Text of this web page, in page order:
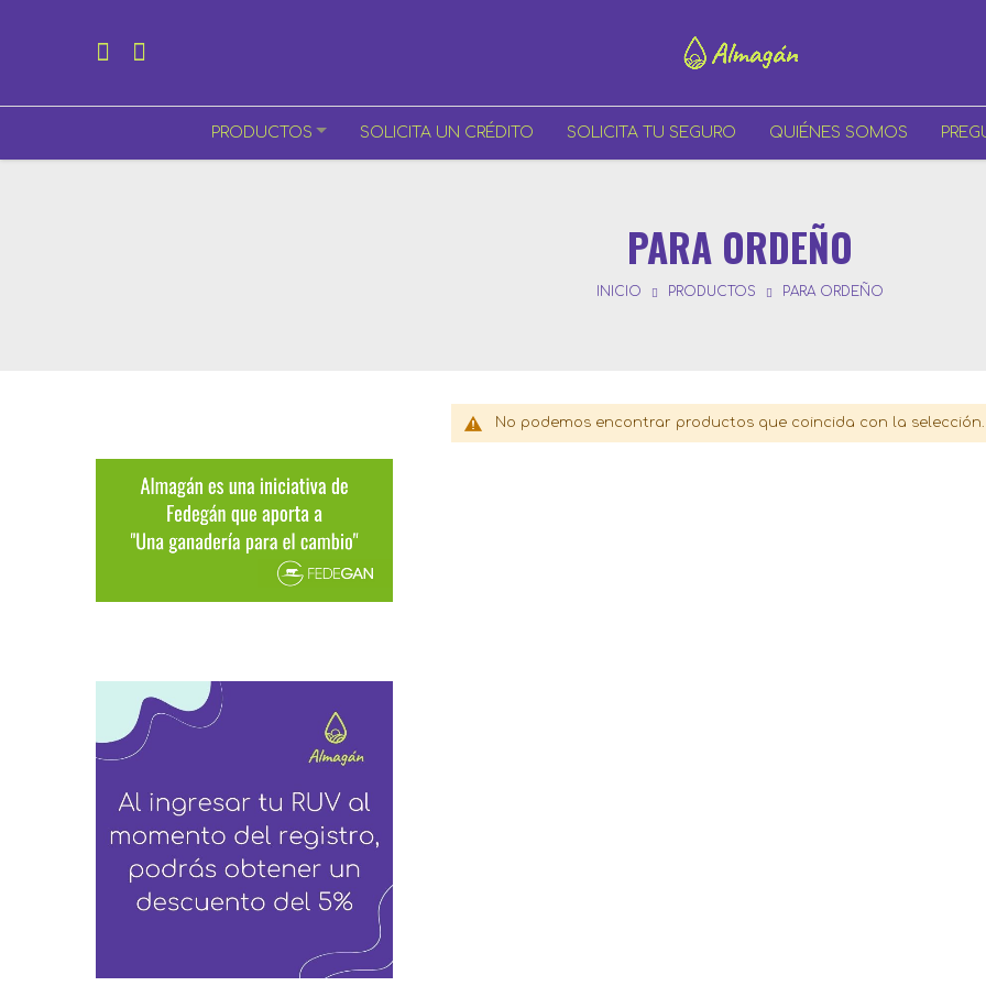
PRODUCTOS SOLICITA UN CRÉDITO SOLICITA TU SEGURO QUIÉNES SOMOS
PARA ORDEÑO
INICIO PRODUCTOS PARA ORDEÑO
No podemos encontrar productos que coincida con la selección.